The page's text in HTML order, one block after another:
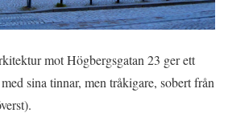
mot Högbergsgatan 23 ger ett
sina tinnar, men tråkigare, sobert från